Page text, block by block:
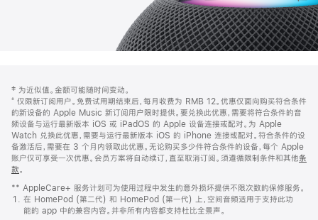
页
页
脚
注
‡ 为近似值。金额可能随时间变动。
⁺ 仅限新订阅用户。免费试用期结束后，每月收费为 RMB 12。优惠仅面向购买符合条件
的新设备的 Apple Music 新订阅用户限时提供。要兑换此优惠，需要将符合条件的音
频设备与运行最新版本 iOS 或 iPadOS 的 Apple 设备连接或配对。为 Apple
Watch 兑换此优惠，需要与运行最新版本 iOS 的 iPhone 连接或配对。符合条件的设
备激活后，需要在 3 个月内领取此优惠。无论购买多少件符合条件的设备，每个 Apple
账户仅可享受一次优惠。会员方案将自动续订，直至取消订阅。须遵循限制条件和其他条
款。
窗
口
中
** AppleCare+ 服务计划可为使用过程中发生的意外损坏提供不限次数的保修服务。
在 HomePod (第二代) 和 HomePod (第一代) 上，空间音频适用于支持此功
能的 app 中的兼容内容。并非所有内容都支持杜比全景声。